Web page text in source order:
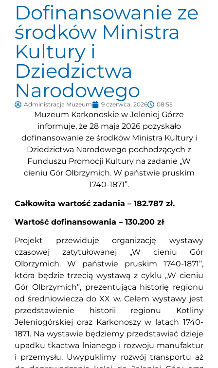
Dofinansowanie ze
środków Ministra
Kultury i
Dziedzictwa
Narodowego
Administracja Muzeum 9 czerwca, 2026 08:55
Muzeum Karkonoskie w Jeleniej Górze
informuje, że 28 maja 2026 pozyskało
dofinansowanie ze środków Ministra Kultury i
Dziedzictwa Narodowego pochodzących z
Funduszu Promocji Kultury na zadanie „W
cieniu Gór Olbrzymich. W państwie pruskim
1740-1871”.
Całkowita wartość zadania – 182.787 zł.
Wartość dofinansowania – 130.200 zł
Projekt przewiduje organizację wystawy
czasowej zatytułowanej „W cieniu Gór
Olbrzymich. W państwie pruskim 1740-1871”,
która będzie trzecią wystawą z cyklu „W cieniu
Gór Olbrzymich”, prezentująca historię regionu
od średniowiecza do XX w. Celem wystawy jest
przedstawienie historii regionu Kotliny
Jeleniogórskiej oraz Karkonoszy w latach 1740-
1871. Na wystawie będziemy przedstawiać dzieje
upadku tkactwa lnianego i rozwoju manufaktur
i przemysłu. Uwypuklimy rozwój transportu aż